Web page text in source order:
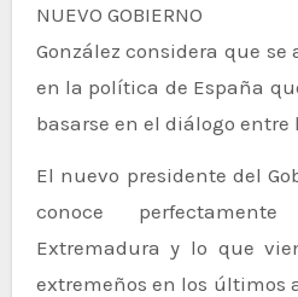
NUEVO GOBIERNO
González considera que
en la política de España
basarse en el diálogo
El nuevo presidente del
conoce
Extremadura y lo que
extremeños en los últimos